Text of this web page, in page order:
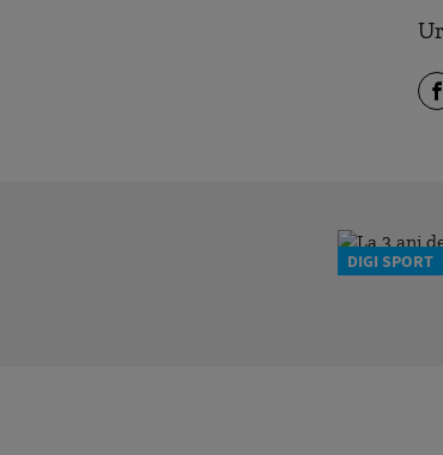
DIGI SPORT